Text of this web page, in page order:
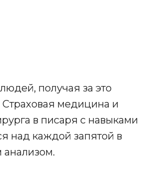
получая за это
Страховая медицина и
в писаря с навыками
над каждой запятой в